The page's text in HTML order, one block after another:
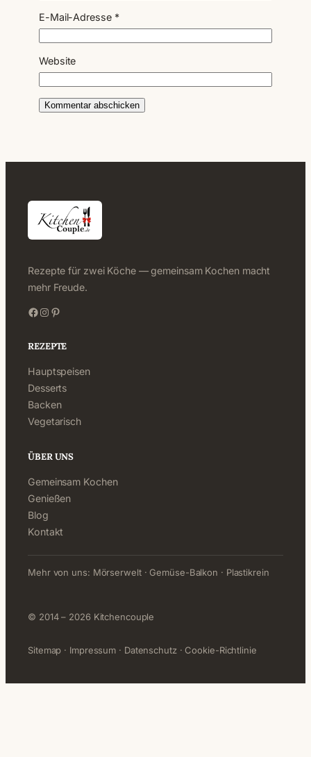
E-Mail-Adresse *
Website
Rezepte für zwei Köche — gemeinsam Kochen macht
mehr Freude.
Facebook Instagram Pinterest
REZEPTE
Hauptspeisen
Desserts
Backen
Vegetarisch
ÜBER UNS
Gemeinsam Kochen
Genießen
Blog
Kontakt
Mehr von uns: Mörserwelt· Gemüse-Balkon · Plastikrein
© 2014 – 2026 Kitchencouple
Sitemap · Impressum · Datenschutz· Cookie-Richtlinie